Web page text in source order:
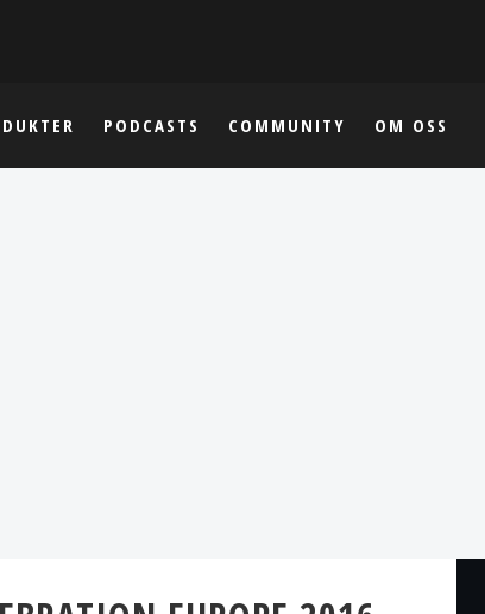
PODCASTS COMMUNITY OM OSS